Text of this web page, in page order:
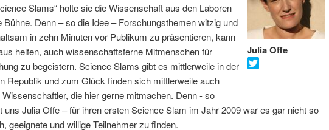
Julia Offe
Slams“ holte sie die Wissenschaft aus den Laboren
Bühne. Denn – so die Idee – Forschungsthemen witzig und
in zehn Minuten vor Publikum zu präsentieren, kann
helfen, auch wissenschaftsferne Mitmenschen für
zu begeistern. Science Slams gibt es mittlerweile in der
Republik und zum Glück finden sich mittlerweile auch
Wissenschaftler, die hier gerne mitmachen. Denn - so
uns Julia Offe – für ihren ersten Science Slam im Jahr 2009 war es gar nicht so
geeignete und willige Teilnehmer zu finden.